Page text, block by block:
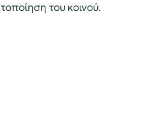
του κοινού.